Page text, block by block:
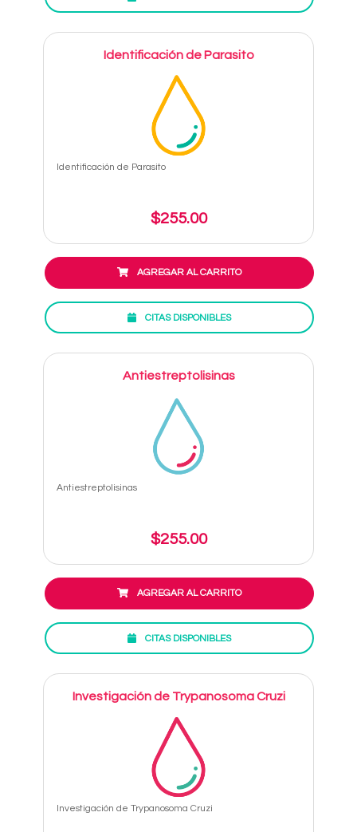
Identificación de Parasito
Identificación de Parasito
$255.00
AGREGAR AL CARRITO
CITAS DISPONIBLES
Antiestreptolisinas
Antiestreptolisinas
$255.00
AGREGAR AL CARRITO
CITAS DISPONIBLES
Investigación de Trypanosoma Cruzi
Investigación de Trypanosoma Cruzi